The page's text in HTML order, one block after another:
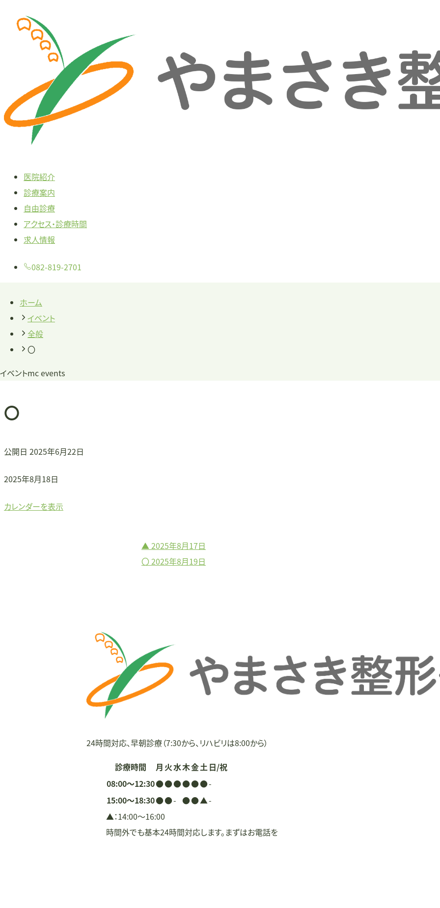
プ
医院紹介
診療案内
自由診療
アクセス・診療時間
求人情報
082-819-2701
イベントmc events
ホーム
イベント
全般
〇
〇
公開日 2025年6月22日
〇
2025年8月18日
カレンダーを表示
投
ー
シ
ン
▲2025年8月17日
〇2025年8月19日
24時間対応、早朝診療（7:30から、リハビリは8:00から）
診療時間 月 火水木金土日/祝
08:00〜12:30●●●●●●-
15:00〜18:30●●- ●●▲-
▲：14:00〜16:00
時間外でも基本24時間対応します。まずはお電話を